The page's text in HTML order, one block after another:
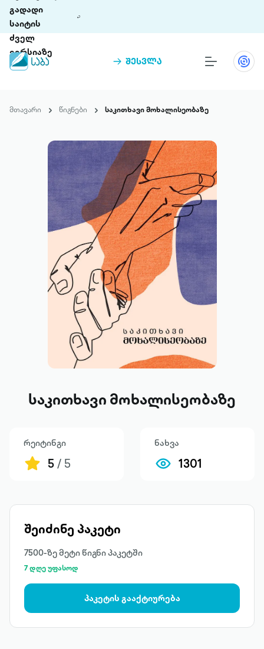
გადადი
საიტის
ძველ
ვერსიაზე
შესვლა
თინეთი 9 ციფრულ პლატფორმასა და 5
ჩვენ შესახებ
პაკეტები
მთავარი წიგნები საკითხავი მოხალისეობაზე
საკითხავი მოხალისეობაზე
რეიტინგი
5/ 5
ნახვა
1301
შეიძინე პაკეტი
7500-ზე მეტი წიგნი პაკეტში
7 დღე უფასოდ
პაკეტის გააქტიურება